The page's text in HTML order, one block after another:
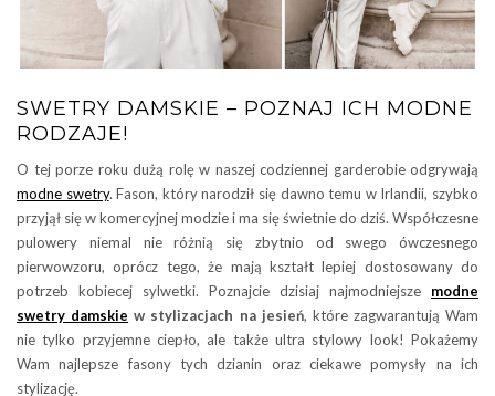
SWETRY DAMSKIE – POZNAJ ICH MODNE
RODZAJE!
O tej porze roku dużą rolę w naszej codziennej garderobie odgrywają
modne swetry. Fason, który narodził się dawno temu w Irlandii, szybko
przyjął się w komercyjnej modzie i ma się świetnie do dziś. Współczesne
pulowery niemal nie różnią się zbytnio od swego ówczesnego
pierwowzoru, oprócz tego, że mają kształt lepiej dostosowany do
potrzeb kobiecej sylwetki. Poznajcie dzisiaj najmodniejsze modne
swetry damskie w stylizacjach na jesień, które zagwarantują Wam
nie tylko przyjemne ciepło, ale także ultra stylowy look! Pokażemy
Wam najlepsze fasony tych dzianin oraz ciekawe pomysły na ich
stylizację.